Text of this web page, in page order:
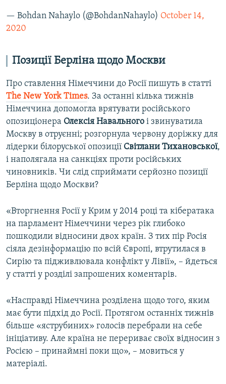
— Bohdan Nahaylo (@BohdanNahaylo) October 14,
2020
Позиції Берліна щодо Москви
Про ставлення Німеччини до Росії пишуть в статті
The New York Times. За останні кілька тижнів
Німеччина допомогла врятувати російського
опозиціонера Олексія Навального і звинуватила
Москву в отруєнні; розгорнула червону доріжку для
лідерки білоруської опозиції Світлани Тихановської,
і наполягала на санкціях проти російських
чиновників. Чи слід сприймати серйозно позиції
Берліна щодо Москви?
«Вторгнення Росії у Крим у 2014 році та кібератака
на парламент Німеччини через рік глибоко
пошкодили відносини двох країн. З тих пір Росія
сіяла дезінформацію по всій Європі, втрутилася в
Сирію та підживлювала конфлікт у Лівії», – йдеться
у статті у розділі запрошених коментарів.
«Насправді Німеччина розділена щодо того, яким
має бути підхід до Росії. Протягом останніх тижнів
більше «яструбиних» голосів перебрали на себе
ініціативу. Але країна не перериває своїх відносин з
Росією – принаймні поки що», – мовиться у
матеріалі.